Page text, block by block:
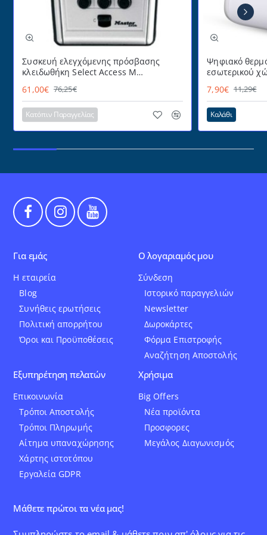
Συσκευή ελεγχόμενης πρόσβασης
κλειδωθήκη Select Access Μ
προστατευτικό κάλυμμα
61,00€ 76,25€
Κατόπιν Παραγγελίας
Ψηφιακό
εσωτερικού
επιτραπέζια
για επιτοίχια
7,90€ 11,29€
Καλάθι
Για εμάς
Η εταιρεία
Blog
Συνήθεις ερωτήσεις
Πολιτική απορρήτου
Όροι και Προϋποθέσεις
Ο λογαριαμός μου
Σύνδεση
Ιστορικό παραγγελιών
Newsletter
Δωροκάρτες
Φόρμα Επιστροφής
Αναζήτηση Αποστολής
Εξυπηρέτηση πελατών
Επικοινωνία
Τρόποι Αποστολής
Τρόποι Πληρωμής
Αίτημα υπαναχώρησης
Χάρτης ιστοτόπου
Εργαλεία GDPR
Χρήσιμα
Big Offers
Νέα προϊόντα
Προσφορες
Μεγάλος Διαγωνισμός
Μάθετε πρώτοι τα νέα μας!